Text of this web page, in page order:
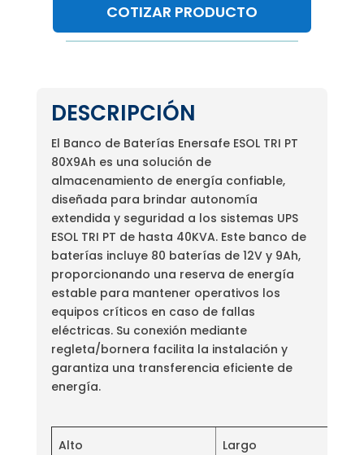
COTIZAR PRODUCTO
DESCRIPCIÓN
El Banco de Baterías Enersafe ESOL TRI PT
80X9Ah es una solución de
almacenamiento de energía confiable,
diseñada para brindar autonomía
extendida y seguridad a los sistemas UPS
ESOL TRI PT de hasta 40KVA. Este banco de
baterías incluye 80 baterías de 12V y 9Ah,
proporcionando una reserva de energía
estable para mantener operativos los
equipos críticos en caso de fallas
eléctricas. Su conexión mediante
regleta/bornera facilita la instalación y
garantiza una transferencia eficiente de
energía.
Alto Largo